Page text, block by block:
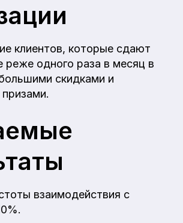
клиентов, которые сдают
реже одного раза в месяц в
скидками и
взаимодействия с